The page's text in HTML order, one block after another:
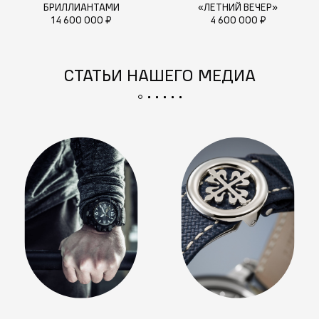
БРИЛЛИАНТАМИ
14 600 000 ₽
«ЛЕТНИЙ ВЕЧЕР»
4 600 000 ₽
СТАТЬИ НАШЕГО МЕДИА